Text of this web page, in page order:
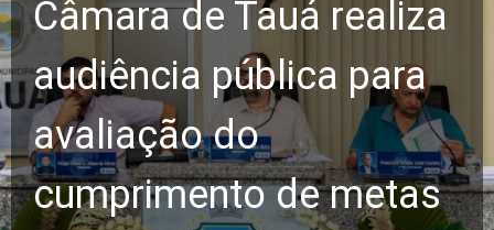
Câmara de Tauá realiza
audiência pública para
avaliação do
cumprimento de metas